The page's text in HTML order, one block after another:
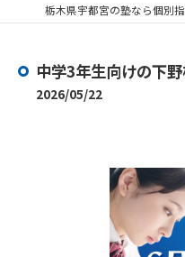
中学3年生向けの下
2026/05/22